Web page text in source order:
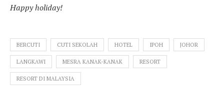
Happy holiday!
BERCUTI CUTI SEKOLAH HOTEL IPOH JOHOR
LANGKAWI MESRA KANAK-KANAK RESORT
RESORT DI MALAYSIA